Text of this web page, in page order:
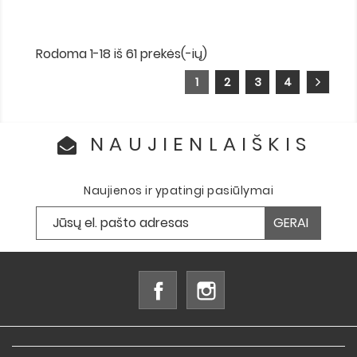
Rodoma 1-18 iš 61 prekės(-ių)
1 2 3 4
NAUJIENLAIŠKIS
Naujienos ir ypatingi pasiūlymai
Facebook